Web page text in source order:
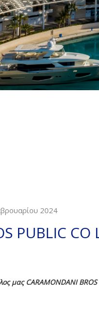
2024
PUBLIC CO
μας CARAMONDANI BROS